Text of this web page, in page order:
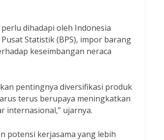
dihadapi oleh Indonesia
Statistik (BPS), impor barang
keseimbangan neraca
pentingnya diversifikasi produk
terus berupaya meningkatkan
internasional,” ujarnya.
potensi kerjasama yang lebih